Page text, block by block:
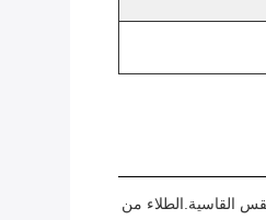
القاسية.الطلاء من